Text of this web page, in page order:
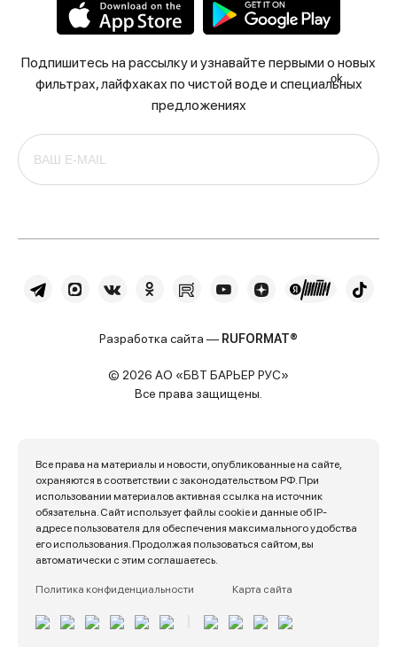
Подпишитесь на рассылку и узнавайте первыми о новых
фильтрах, лайфхаках по чистой воде и специальных
предложениях
ok
Разработка сайта — RUFORMAT®
© 2026 АО «БВТ БАРЬЕР РУС»
Все права защищены.
Все права на материалы и новости, опубликованные на сайте,
охраняются в соответствии с законодательством РФ. При
использовании материалов активная ссылка на источник
обязательна. Сайт использует файлы cookie и данные об IP-
адресе пользователя для обеспечения максимального удобства
его использования. Продолжая пользоваться сайтом, вы
автоматически с этим соглашаетесь.
Политика конфиденциальности Карта сайта